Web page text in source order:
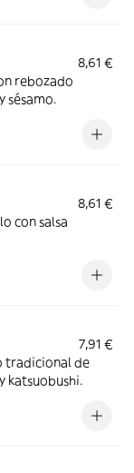
8,61 €
rebozado
sésamo.
8,61 €
con salsa
7,91 €
tradicional de
katsuobushi.